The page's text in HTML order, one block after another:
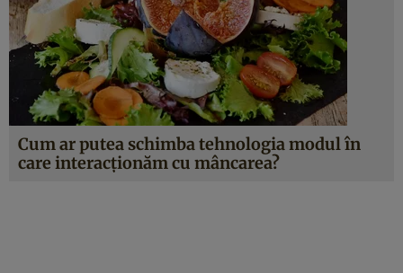
Cum ar putea schimba tehnologia modul în
care interacționăm cu mâncarea?